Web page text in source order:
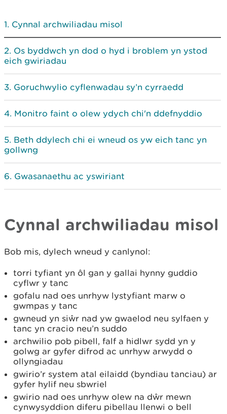
Cynnal archwiliadau misol
Os byddwch yn dod o hyd i broblem yn ystod
eich gwiriadau
Goruchwylio cyflenwadau sy’n cyrraedd
Monitro faint o olew ydych chi'n ddefnyddio
Beth ddylech chi ei wneud os yw eich tanc yn
gollwng
Gwasanaethu ac yswiriant
Cynnal archwiliadau misol
Bob mis, dylech wneud y canlynol:
torri tyfiant yn ôl gan y gallai hynny guddio
cyflwr y tanc
gofalu nad oes unrhyw lystyfiant marw o
gwmpas y tanc
gwneud yn siŵr nad yw gwaelod neu sylfaen y
tanc yn cracio neu’n suddo
archwilio pob pibell, falf a hidlwr sydd yn y
golwg ar gyfer difrod ac unrhyw arwydd o
ollyngiadau
gwirio’r system atal eilaidd (byndiau tanciau) ar
gyfer hylif neu sbwriel
gwirio nad oes unrhyw olew na dŵr mewn
cynwysyddion diferu pibellau llenwi o bell